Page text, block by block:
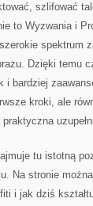
szlifować
to Wyzwania i
spektrum
Dzięki temu
i bardziej
kroki, ale
tu istotną
Na stronie
i jak dziś